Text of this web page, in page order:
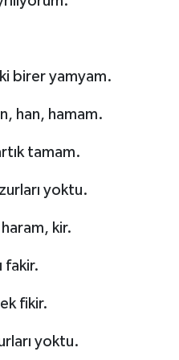
birer yamyam.
han, hamam.
tamam.
yoktu.
kir.
fakir.
fikir.
yoktu.